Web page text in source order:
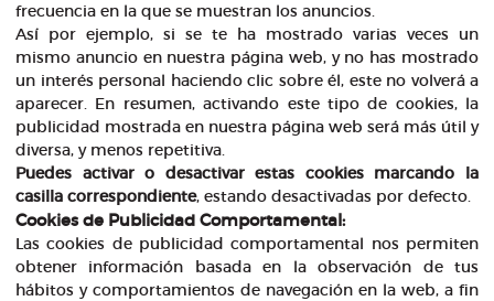
frecuencia en la que se muestran los anuncios.
Así por ejemplo, si se te ha mostrado varias veces un
mismo anuncio en nuestra página web, y no has mostrado
un interés personal haciendo clic sobre él, este no volverá a
aparecer. En resumen, activando este tipo de cookies, la
publicidad mostrada en nuestra página web será más útil y
diversa, y menos repetitiva.
Puedes activar o desactivar estas cookies marcando la
casilla correspondiente, estando desactivadas por defecto.
Cookies de Publicidad Comportamental:
Las cookies de publicidad comportamental nos permiten
obtener información basada en la observación de tus
hábitos y comportamientos de navegación en la web, a fin